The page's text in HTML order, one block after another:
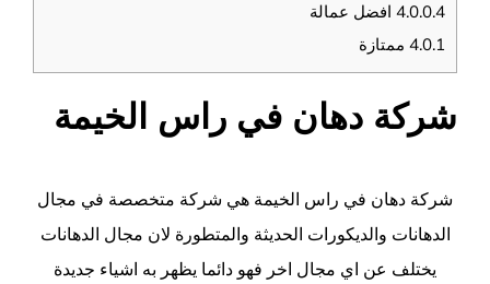
4.0.0.4 افضل عمالة
4.0.1 ممتازة
شركة دهان في راس الخيمة
شركة دهان في راس الخيمة هي شركة متخصصة في مجال
الدهانات والديكورات الحديثة والمتطورة لان مجال الدهانات
يختلف عن اي مجال اخر فهو دائما يظهر به اشياء جديدة